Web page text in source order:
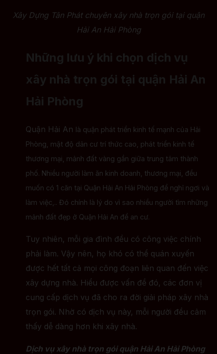
Xây Dựng Tân Phát chuyên xây nhà trọn gói tại quận
Hải An Hải Phòng
Những lưu ý khi chọn dịch vụ
xây nhà trọn gói tại quận Hải An
Hải Phòng
Quận Hải An là quận phát triển kinh tế mạnh của Hải
Phòng, mật độ dân cư trí thức cao, phát triển kinh tế
thương mại, mảnh đất vàng gần giữa trung tâm thành
phố. Nhiều người làm ăn kinh doanh, thương mại, đều
muốn có 1 căn tại Quận Hải An Hải Phòng để nghỉ ngơi và
làm việc,.. Đó chính là lý do vì sao nhiều người tìm những
mảnh đất đẹp ở Quận Hải An để an cư.
Tuy nhiên, mỗi gia đình đều có công việc chính
phải làm. Vậy nên, họ khó có thể quán xuyến
được hết tất cả mọi công đoạn liên quan đến việc
xây dựng nhà. Hiểu được vấn đề đó, các đơn vị
cung cấp dịch vụ đã cho ra đời giải pháp xây nhà
trọn gói. Nhờ có dịch vụ này, mỗi người đều cảm
thấy dễ dàng hơn khi xây nhà.
Dịch vụ xây nhà trọn gói quận Hải An Hải Phòng